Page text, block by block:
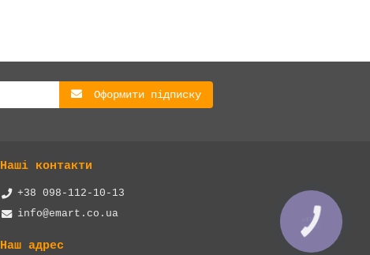
Оформити підписку
Наші контакти
+38 098-112-10-13
info@emart.co.ua
Наш адрес
КНОПКА
ЗВ'ЯЗКУ